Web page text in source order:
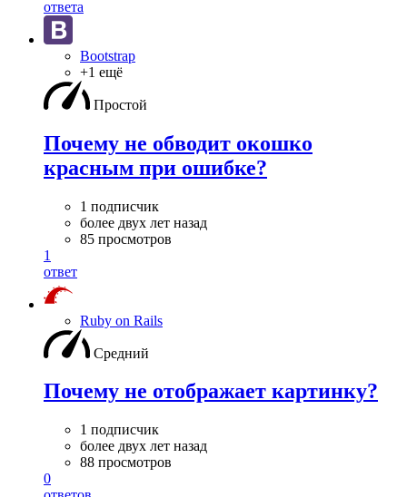
ответа
Bootstrap
+1 ещё
Простой
Почему не обводит окошко
красным при ошибке?
1 подписчик
более двух лет назад
85 просмотров
1
ответ
Ruby on Rails
Средний
Почему не отображает картинку?
1 подписчик
более двух лет назад
88 просмотров
0